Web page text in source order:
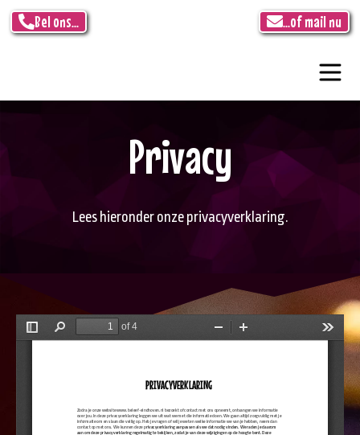
Bel ons... ...of mail nu
Privacy
Lees hieronder onze privacyverklaring.